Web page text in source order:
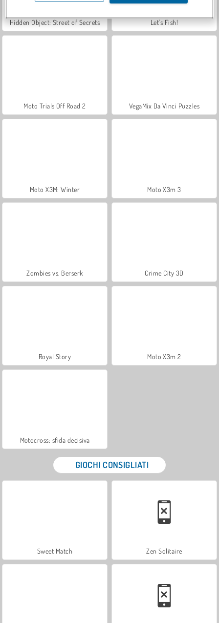
Hidden Object: Street of Secrets Let's Fish!
Moto Trials Off Road 2 VegaMix Da Vinci Puzzles
Moto X3M: Winter Moto X3m 3
Zombies vs. Berserk Crime City 3D
Royal Story Moto X3m 2
Motocross: sfida decisiva
GIOCHI CONSIGLIATI
Sweet Match Zen Solitaire